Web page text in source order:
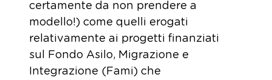
certamente da non prendere a
modello!) come quelli erogati
relativamente ai progetti finanziati
sul Fondo Asilo, Migrazione e
Integrazione (Fami) che